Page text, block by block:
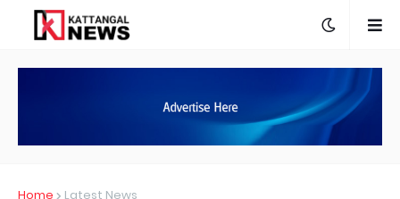
Home Latest News